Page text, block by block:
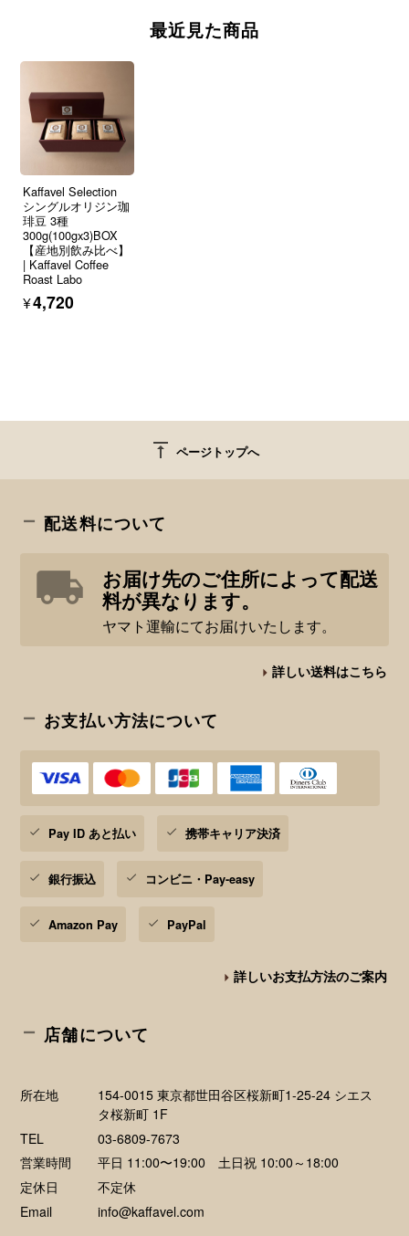
最近見た商品
Kaffavel Selection
シングルオリジン珈
琲豆 3種
300g(100gx3)BOX
【産地別飲み比べ】
| Kaffavel Coffee
Roast Labo
¥4,720
vertical_align_top ページトップへ
配送料について
お届け先のご住所によって配送
料が異なります。
ヤマト運輸にてお届けいたします。
詳しい送料はこちら
お支払い方法について
Pay ID あと払い 携帯キャリア決済
銀行振込 コンビニ・Pay-easy
Amazon Pay PayPal
詳しいお支払方法のご案内
店舗について
所在地
154-0015 東京都世田谷区桜新町1-25-24 シエス
タ桜新町 1F
TEL
03-6809-7673
営業時間
平日 11:00〜19:00 土日祝 10:00～18:00
定休日
不定休
Email
info@kaffavel.com